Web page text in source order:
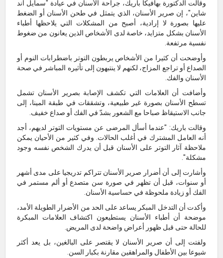
وقالت الدكتورة بهافيكا باريك، جراحة الأسنان في عيادة "سمايل آند
شاين"، إن صرير الأسنان، الذي يتمثل في طحن الأسنان أو الضغط
عليها بصورة لا إرادية، أصبح من المشكلات التي يلاحظها أطباء
الأسنان بشكل متزايد، خاصة لدى الأشخاص الذين يعانون من ضغوط
نفسية مرتفعة.
وأوضحت أن كثيرا من الأشخاص يربطون التوتر باضطرابات النوم أو
الصداع أو تراجع المزاج، لكنهم لا ينتبهون إلى تأثيره المباشر في صحة
الأسنان والفك.
وأضافت أن العلامات التي تكشف الإصابة بصرير الأسنان تشمل
تسطح الأسنان بصورة غير طبيعية، وتشققات في طبقة المينا، إلى
جانب الاستيقاظ صباحا مع الشعور بشدّ في الفك أو صداع خفيف.
وقالت باريك: "عندما أسأل المرضى عن مستويات التوتر لديهم، أجد
أنه العامل المشترك في أغلب الحالات. وفي كثير من الأحيان يمكن
ملاحظة آثار التوتر على الأسنان قبل أن يدرك الشخص نفسه وجود
مشكلة".
وأشارت إلى أن أضرار صرير الأسنان تتراكم تدريجيا على مدى أشهر
أو سنوات، قبل أن تظهر في صورة سن متصدع أو ألم مستمر في
الفك أو زيادة ملحوظة في حساسية الأسنان.
وأكدت أن التدخل المبكر يساعد على الحد من الأضرار الطويلة الأمد،
موضحة أن أطباء الأسنان يستطيعون اكتشاف العلامات المبكرة
للحالة حتى قبل ظهور أعراض واضحة لدى المريض.
ولفتت إلى أن صرير الأسنان لا يقتصر على البالغين، بل يعد أكثر
شيوعا بين الأطفال والمراهقين مقارنة بكبار السن.